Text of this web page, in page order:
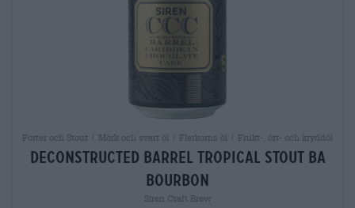
Porter och Stout | Mörk och svart öl | Flerkorns öl | Frukt-, ört- och kryddöl
deconstructed barrel tropical stout ba
bourbon
Siren Craft Brew